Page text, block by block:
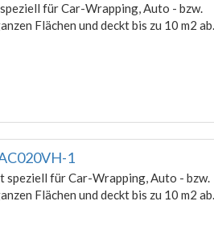
für Car-Wrapping, Auto - bzw.
Flächen und deckt bis zu 10 m2 ab.
1
für Car-Wrapping, Auto - bzw.
Flächen und deckt bis zu 10 m2 ab.